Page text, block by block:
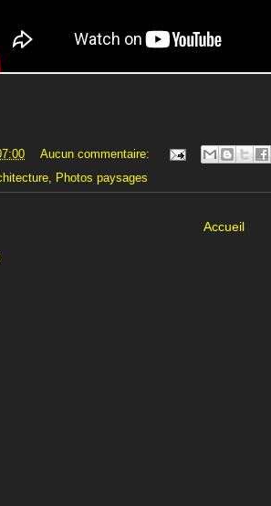
Aucun commentaire:
, Photos paysages
Accueil